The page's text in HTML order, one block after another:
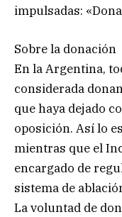
impulsadas:
Sobre la donación
En la Argentina,
considerada
que haya dejado
oposición. Así lo
mientras que el
encargado de
sistema de
La voluntad de